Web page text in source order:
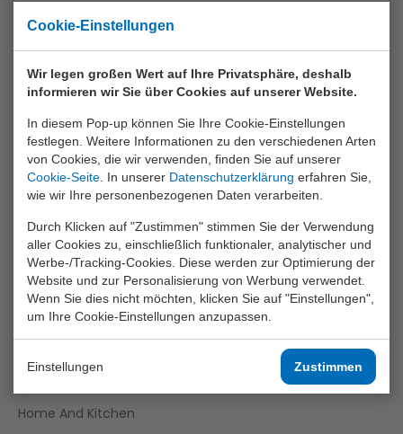
Cookie-Einstellungen
Wir legen großen Wert auf Ihre Privatsphäre, deshalb
informieren wir Sie über Cookies auf unserer Website.
In diesem Pop-up können Sie Ihre Cookie-Einstellungen
festlegen. Weitere Informationen zu den verschiedenen Arten
von Cookies, die wir verwenden, finden Sie auf unserer
Cookie-Seite . In unserer Datenschutzerklärung erfahren Sie,
wie wir Ihre personenbezogenen Daten verarbeiten.
Durch Klicken auf "Zustimmen" stimmen Sie der Verwendung
aller Cookies zu, einschließlich funktionaler, analytischer und
Werbe-/Tracking-Cookies. Diese werden zur Optimierung der
Website und zur Personalisierung von Werbung verwendet.
Wenn Sie dies nicht möchten, klicken Sie auf "Einstellungen",
um Ihre Cookie-Einstellungen anzupassen.
Einstellungen Zustimmen
Animal World
Aqua Fun
Baby Rose
Bikefun
Boys
Crea Kids
Funtoy
Games
Home And Kitchen